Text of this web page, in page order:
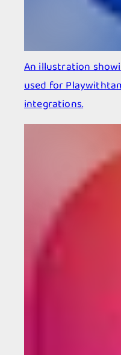
An illustration
used for
integrations.